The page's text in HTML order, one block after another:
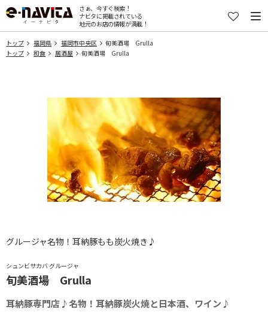
さぁ、今すぐ検索！
ナビタに掲載されている
地元のお店の情報が満載！
トップ 福岡県 福岡市中央区
旬美酒場 Grulla
トップ
和食 居酒屋 旬美酒場 Grulla
シュンビサカバ グルージャ
旬美酒場 Grulla
耳納豚専門店♪名物！耳納豚炭火焼と日本酒、ワイン♪
グルージャ名物！耳納豚もも炭火焼き♪